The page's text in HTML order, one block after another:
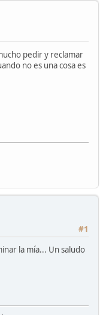
pedir y reclamar
no es una cosa es
#1
la mía... Un saludo